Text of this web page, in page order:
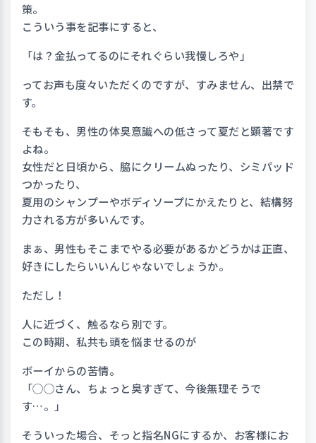
策。
こういう事を記事にすると、
「は？金払ってるのにそれぐらい我慢しろや」
ってお声も度々いただくのですが、すみません、出禁で
す。
そもそも、男性の体臭意識への低さって夏だと顕著です
よね。
女性だと日頃から、脇にクリームぬったり、シミパッド
つかったり、
夏用のシャンプーやボディソープにかえたりと、結構努
力される方が多いんです。
まぁ、男性もそこまでやる必要があるかどうかは正直、
好きにしたらいいんじゃないでしょうか。
ただし！
人に近づく、触るなら別です。
この時期、私共も頭を悩ませるのが
ボーイからの苦情。
「◯◯さん、ちょっと臭すぎて、今後無理そうで
す…。」
そういった場合、そっと指名NGにするか、お客様にお